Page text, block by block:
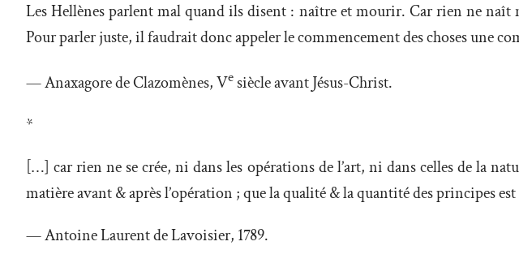
Les Hellènes parlent mal quand ils disent : naître et mourir. Car rien ne naît
Pour parler juste, il faudrait donc appeler le commencement des choses une
— Anaxagore de Clazomènes, Ve siècle avant Jésus-Christ.
*
[…] car rien ne se crée, ni dans les opérations de l’art, ni dans celles de la
matière avant & après l’opération ; que la qualité & la quantité des principes
— Antoine Laurent de Lavoisier, 1789.